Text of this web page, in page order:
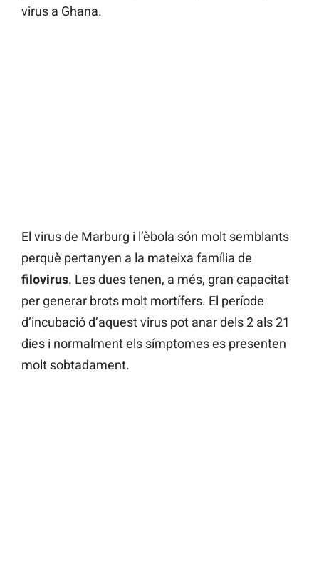
virus a Ghana.
El virus de Marburg i l’èbola són molt semblants
perquè pertanyen a la mateixa família de
filovirus. Les dues tenen, a més, gran capacitat
per generar brots molt mortífers. El període
d’incubació d’aquest virus pot anar dels 2 als 21
dies i normalment els símptomes es presenten
molt sobtadament.